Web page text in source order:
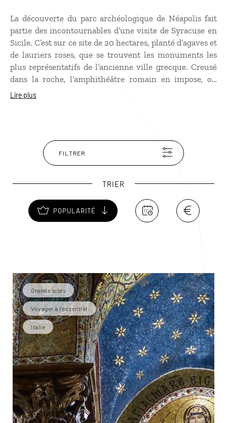
La découverte du parc archéologique de Néapolis fait
partie des incontournables d’une visite de Syracuse en
Sicile. C’est sur ce site de 20 hectares, planté d’agaves et
de lauriers roses, que se trouvent les monuments les
plus représentatifs de l’ancienne ville grecque. Creusé
dans la roche, l’amphithéâtre romain en impose, on
imagine les gladiateurs s’affrontant dans ces arènes.
immenses carrières de pierre où l’écho de chaque son
est impressionnant.
Lire plus
FILTRER
TRIER
POPULARITÉ
Grands sites
Voyager à l’essentiel
Italie